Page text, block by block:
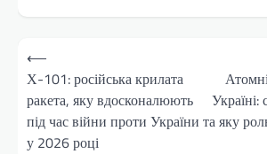
Навігація
записів
⟵
Х-101: російська крилата
ракета, яку вдосконалюють
під час війни проти України
у 2026 році
Україні:
та яку